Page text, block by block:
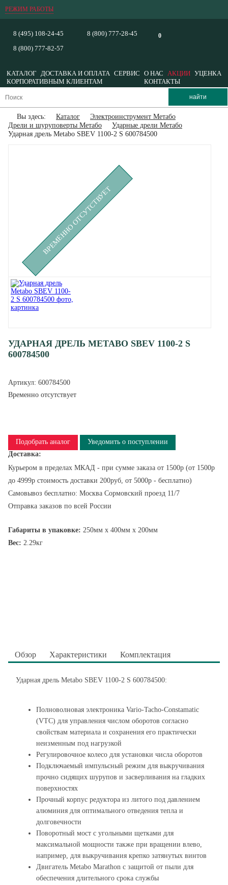
РЕЖИМ РАБОТЫ
0
8 (495) 108-24-45
8 (800) 777-82-57
8 (800) 777-28-45
КАТАЛОГ ДОСТАВКА И ОПЛАТА СЕРВИС О НАС АКЦИИ УЦЕНКА
КОРПОРАТИВНЫМ КЛИЕНТАМ
КОНТАКТЫ
Вы здесь: Каталог
Электроинструмент Метабо
Дрели и шуруповерты Метабо
Ударные дрели Метабо
Ударная дрель Metabo SBEV 1100-2 S 600784500
ВРЕМЕННО ОТСУТСТВУЕТ
УДАРНАЯ ДРЕЛЬ METABO SBEV 1100-2 S
600784500
Артикул: 600784500
Временно отсутствует
Подобрать аналог
Уведомить о поступлении
Доставка:
Курьером в пределах МКАД - при сумме заказа от 1500р (от 1500р
до 4999р стоимость доставки 200руб, от 5000р - бесплатно)
Самовывоз бесплатно: Москва Сормовский проезд 11/7
Отправка заказов по всей России
Габариты в упаковке: 250мм x 400мм x 200мм
Вес: 2.29кг
Обзор Характеристики Комплектация
Ударная дрель Metabo SBEV 1100-2 S 600784500:
Полноволновая электроника Vario-Tacho-Constamatic
(VTC) для управления числом оборотов согласно
свойствам материала и сохранения его практически
неизменным под нагрузкой
Регулировочное колесо для установки числа оборотов
Подключаемый импульсный режим для выкручивания
прочно сидящих шурупов и засверливания на гладких
поверхностях
Прочный корпус редуктора из литого под давлением
алюминия для оптимального отведения тепла и
долговечности
Поворотный мост с угольными щетками для
максимальной мощности также при вращении влево,
например, для выкручивания крепко затянутых винтов
Двигатель Metabo Marathon с защитой от пыли для
обеспечения длительного срока службы